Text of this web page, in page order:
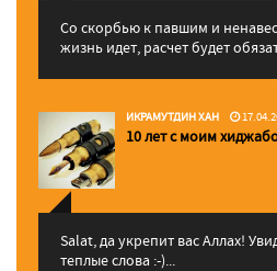
Со скорбью к павшим и
жизнь идет, расчет будет
ИКРАМУТДИН ХАН
10 лет с моим
Salat, да укрепит вас Аллаx!
теплые слова :-)...